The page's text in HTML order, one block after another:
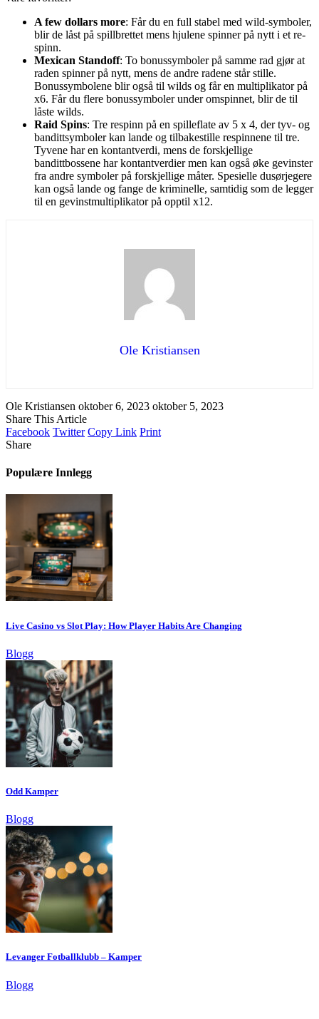
A few dollars more: Får du en full stabel med wild-symboler,
blir de låst på spillbrettet mens hjulene spinner på nytt i et re-
spinn.
Mexican Standoff: To bonussymboler på samme rad gjør at
raden spinner på nytt, mens de andre radene står stille.
Bonussymbolene blir også til wilds og får en multiplikator på
x6. Får du flere bonussymboler under omspinnet, blir de til
låste wilds.
Raid Spins: Tre respinn på en spilleflate av 5 x 4, der tyv- og
bandittsymboler kan lande og tilbakestille respinnene til tre.
Tyvene har en kontantverdi, mens de forskjellige
bandittbossene har kontantverdier men kan også øke gevinster
fra andre symboler på forskjellige måter. Spesielle dusørjegere
kan også lande og fange de kriminelle, samtidig som de legger
til en gevinstmultiplikator på opptil x12.
Ole Kristiansen
Ole Kristiansen oktober 6, 2023 oktober 5, 2023
Share This Article
Facebook Twitter Copy Link Print
Share
Populære Innlegg
Live Casino vs Slot Play: How Player Habits Are Changing
Blogg
Odd Kamper
Blogg
Levanger Fotballklubb – Kamper
Blogg